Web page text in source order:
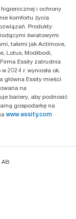
higienicznej i ochrony
komfortu życia
Produkty
światowymi
takimi jak Actimove,
Lotus, Modibodi,
Essity zatrudnia
2024 r. wyniosła ok.
główna Essity mieści
na
bariery, aby podnosić
gospodarkę na
www.essity.com